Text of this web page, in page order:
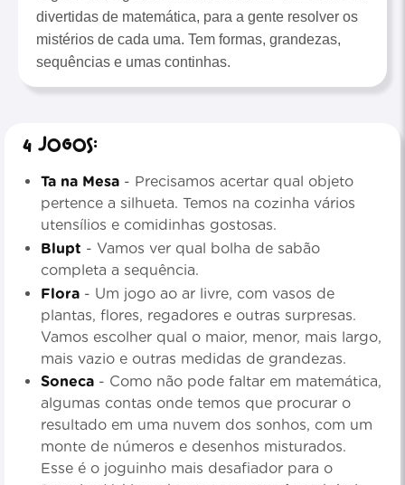
divertidas de matemática, para a gente resolver os
mistérios de cada uma. Tem formas, grandezas,
sequências e umas continhas.
4 jogos:
Ta na Mesa - Precisamos acertar qual objeto
pertence a silhueta. Temos na cozinha vários
utensílios e comidinhas gostosas.
Blupt - Vamos ver qual bolha de sabão
completa a sequência.
Flora - Um jogo ao ar livre, com vasos de
plantas, flores, regadores e outras surpresas.
Vamos escolher qual o maior, menor, mais largo,
mais vazio e outras medidas de grandezas.
Soneca - Como não pode faltar em matemática,
algumas contas onde temos que procurar o
resultado em uma nuvem dos sonhos, com um
monte de números e desenhos misturados.
Esse é o joguinho mais desafiador para o